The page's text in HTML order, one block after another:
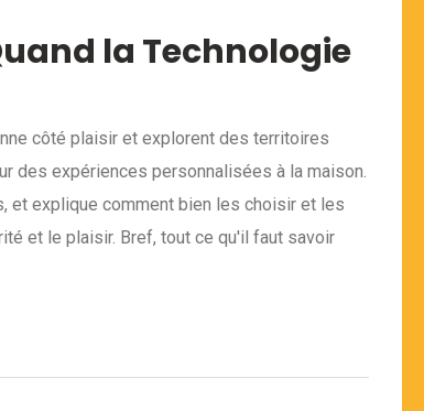
la Technologie
côté plaisir et explorent des territoires
des expériences personnalisées à la maison.
et explique comment bien les choisir et les
et le plaisir. Bref, tout ce qu'il faut savoir